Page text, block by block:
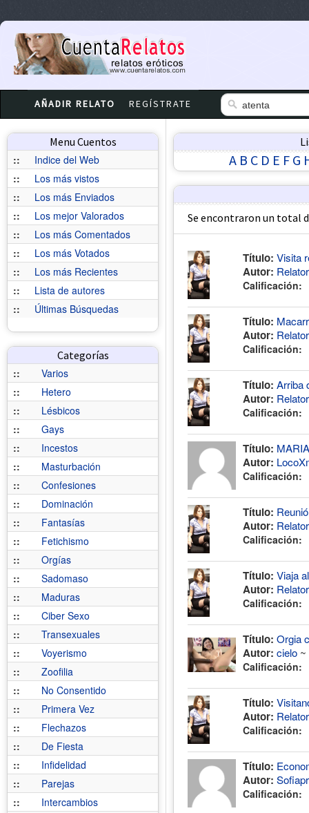
AÑADIR RELATO REGÍSTRATE
Menu Cuentos
::
Indice del Web
::
Los más vistos
::
Los más Enviados
::
Los mejor Valorados
::
Los más Comentados
::
Los más Votados
::
Los más Recientes
::
Lista de autores
::
Últimas Búsquedas
Categorías
::
Varios
::
Hetero
::
Lésbicos
::
Gays
::
Incestos
::
Masturbación
::
Confesiones
::
Dominación
::
Fantasías
::
Fetichismo
::
Orgías
::
Sadomaso
::
Maduras
::
Ciber Sexo
::
Transexuales
::
Voyerismo
::
Zoofilia
::
No Consentido
::
Primera Vez
::
Flechazos
::
De Fiesta
::
Infidelidad
::
Parejas
::
Intercambios
A B C D E F G
Se encontraron un total
Título: Visita
Autor:
Calificación:
Título:
Autor:
Calificación:
Título: Arriba
Autor:
Calificación:
Título:
Autor:
Calificación:
Título:
Autor:
Calificación:
Título: Viaja
Autor:
Calificación:
Título: Orgia
Autor: cielo ~
Calificación:
Título:
Autor:
Calificación:
Título:
Autor:
Calificación: